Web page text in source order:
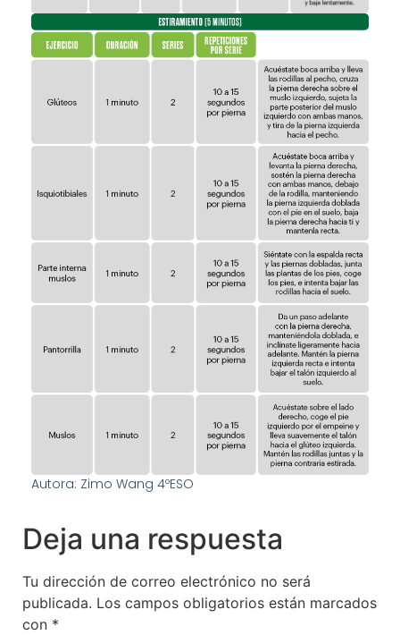
Autora: Zimo Wang 4ºESO
Deja una respuesta
Tu dirección de correo electrónico no será
publicada. Los campos obligatorios están marcados
con *